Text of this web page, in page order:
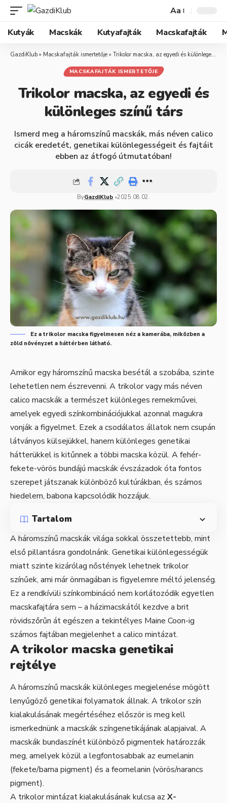
Aa
Kutyák
Macskák Kutyafajták Macskafajták
GazdiKlub » Macskafajták ismertetője » Trikolor macska, az egyedi és különleges színű társ
MACSKAFAJTÁK ISMERTETŐJE
Trikolor macska, az egyedi és
különleges színű társ
Ismerd meg a háromszínű macskák, más néven calico
cicák eredetét, genetikai különlegességeit és fajtáit
ebben az átfogó útmutatóban!
ByGazdiKlub 2025.08.02.
Ez a trikolor macska figyelmesen néz a kamerába, miközben a
zöld növényzet a háttérben látható.
Amikor egy háromszínű macska besétál a szobába, szinte
lehetetlen nem észrevenni. A trikolor vagy más néven
calico macskák a természet különleges remekművei,
amelyek egyedi színkombinációjukkal azonnal magukra
vonják a figyelmet. Ezek a csodálatos állatok nem csupán
látványos külsejükkel, hanem különleges genetikai
hátterükkel is kitűnnek a többi macska közül. A fehér-
fekete-vörös bundájú macskák évszázadok óta fontos
szerepet játszanak különböző kultúrákban, és számos
hiedelem, babona kapcsolódik hozzájuk.
Tartalom
A háromszínű macskák világa sokkal összetettebb, mint
első pillantásra gondolnánk. Genetikai különlegességük
miatt szinte kizárólag nőstények lehetnek trikolor
színűek, ami már önmagában is figyelemre méltó jelenség.
Ez a rendkívüli színkombináció nem korlátozódik egyetlen
macskafajtára sem – a házimacskától kezdve a brit
rövidszőrűn át egészen a tekintélyes Maine Coon-ig
számos fajtában megjelenhet a calico mintázat.
A trikolor macska genetikai
rejtélye
A háromszínű macskák különleges megjelenése mögött
lenyűgöző genetikai folyamatok állnak. A trikolor szín
kialakulásának megértéséhez először is meg kell
ismerkednünk a macskák színgenetikájának alapjaival. A
macskák bundaszínét különböző pigmentek határozzák
meg, amelyek közül a legfontosabbak az eumelanin
(fekete/barna pigment) és a feomelanin (vörös/narancs
pigment).
A trikolor mintázat kialakulásának kulcsa az X-